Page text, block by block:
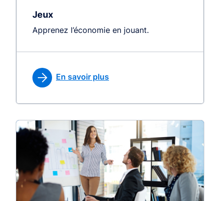
Jeux
Apprenez l’économie en jouant.
En savoir plus